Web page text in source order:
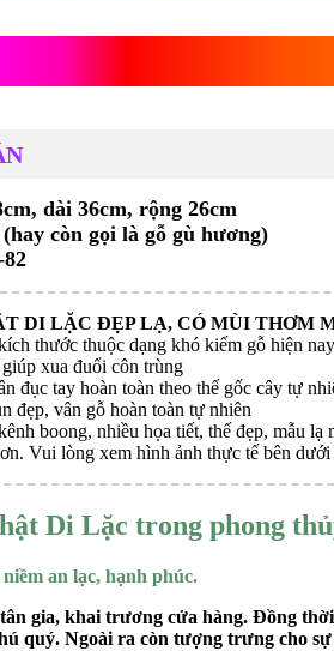
dài 36cm, rộng 26cm
còn gọi là gỗ gù hương)
DI LẶC ĐẸP LẠ, CÓ MÙI THƠM
thước thuộc dạng khó kiếm gỗ hiện nay
xua đuổi côn trùng
đục tay hoàn toàn theo thế gốc cây tự
đẹp, vân gỗ hoàn toàn tự nhiên
boong, nhiều họa tiết, thế đẹp, mẫu lạ
Vui lòng xem hình ảnh thực tế bên dưới
Di Lặc trong phong
an lạc, hạnh phúc.
gia, khai trương cửa hàng. Đồng
quý. Ngoài ra còn tượng trưng cho